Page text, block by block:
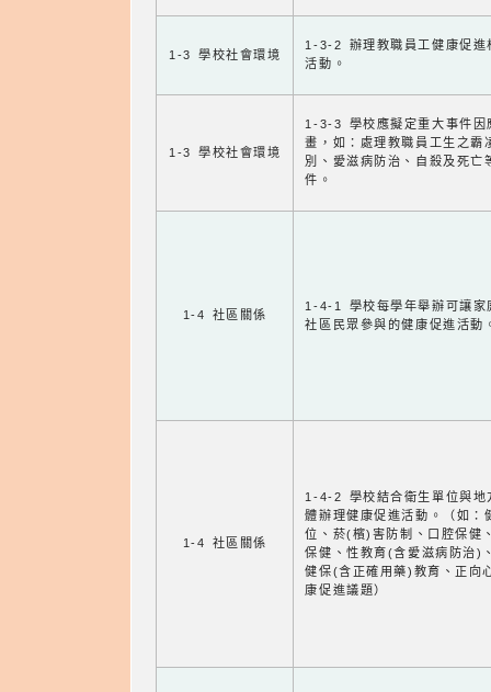
1-3 學校社會環境
1-3-2 辦理教職員工健康促進
活動。
1-3 學校社會環境
1-3-3 學校應擬定重大事件因
畫，如：處理教職員工生之霸
別、愛滋病防治、自殺及死亡
件。
1-4 社區關係
1-4-1 學校每學年舉辦可讓家
社區民眾參與的健康促進活動
1-4 社區關係
1-4-2 學校結合衛生單位與地
體辦理健康促進活動。（如：
位、菸(檳)害防制、口腔保健
保健、性教育(含愛滋病防治)
健保(含正確用藥)教育、正向
康促進議題）